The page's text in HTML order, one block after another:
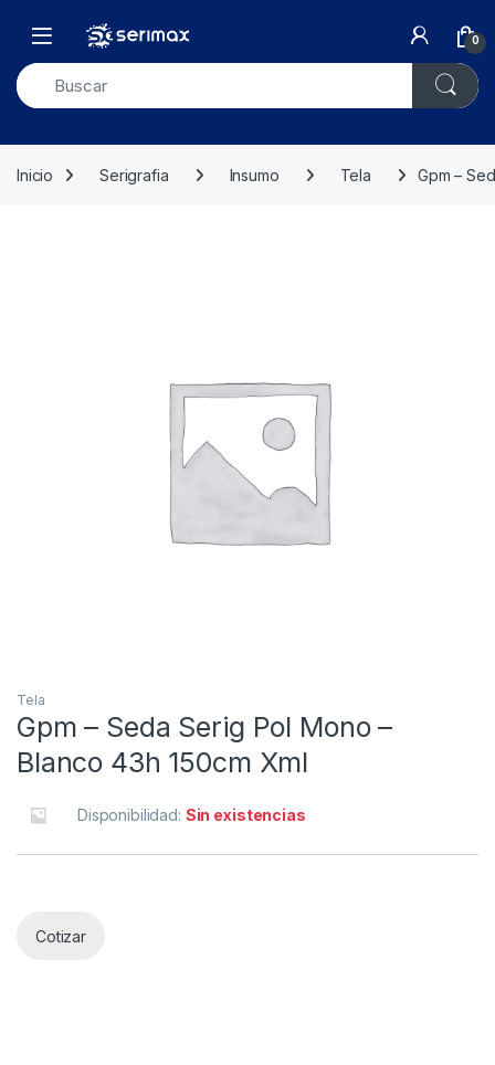
Open 0
Inicio Serigrafia Insumo Tela Gpm –
Tela
Gpm – Seda Serig Pol Mono –
Blanco 43h 150cm Xml
Disponibilidad: Sin existencias
Cotizar